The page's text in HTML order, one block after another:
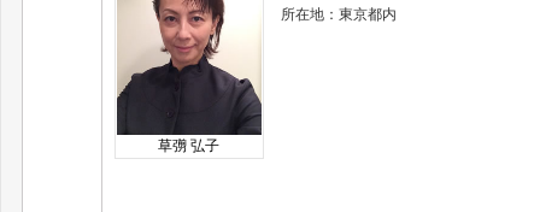
草彅 弘子
所在地：東京都内